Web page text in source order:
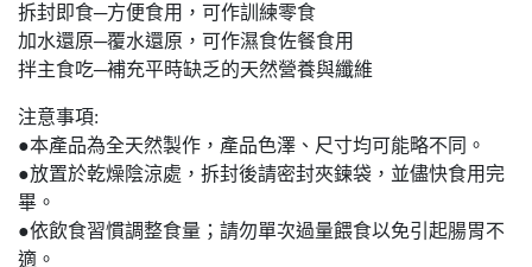
拆封即食─方便食用，可作訓練零食
加水還原─覆水還原，可作濕食佐餐食用
拌主食吃─補充平時缺乏的天然營養與纖維
注意事項:
●本產品為全天然製作，產品色澤、尺寸均可能略不同。
●放置於乾燥陰涼處，拆封後請密封夾鍊袋，並儘快食用完
畢。
●依飲食習慣調整食量；請勿單次過量餵食以免引起腸胃不
適。